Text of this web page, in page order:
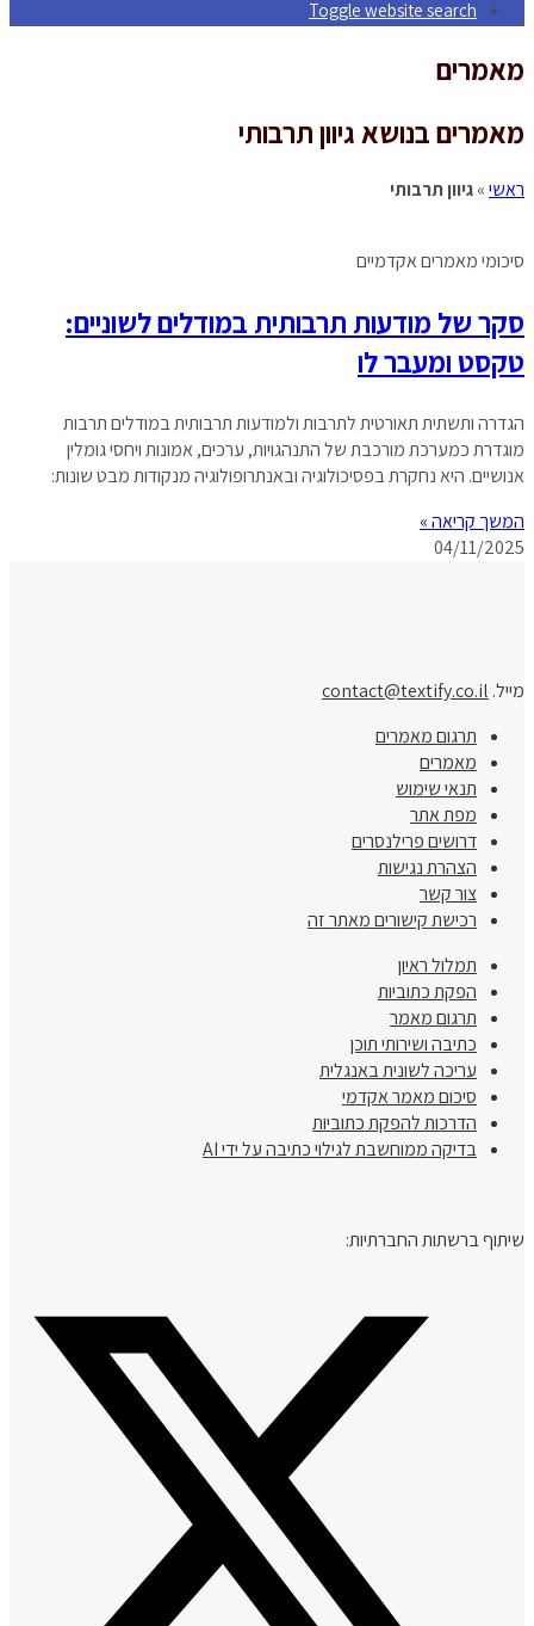
Toggle website search
מאמרים
מאמרים בנושא גיוון תרבותי
ראשי»גיוון תרבותי
סיכומי מאמרים אקדמיים
סקר של מודעות תרבותית במודלים לשוניים:
טקסט ומעבר לו
הגדרה ותשתית תאורטית לתרבות ולמודעות תרבותית במודלים תרבות
מוגדרת כמערכת מורכבת של התנהגויות, ערכים, אמונות ויחסי גומלין
אנושיים. היא נחקרת בפסיכולוגיה ובאנתרופולוגיה מנקודות מבט שונות:
המשך קריאה »
04/11/2025
מייל. contact@textify.co.il
תרגום מאמרים
מאמרים
תנאי שימוש
מפת אתר
דרושים פרילנסרים
הצהרת נגישות
צור קשר
רכישת קישורים מאתר זה
תמלול ראיון
הפקת כתוביות
תרגום מאמר
כתיבה ושירותי תוכן
עריכה לשונית באנגלית
סיכום מאמר אקדמי
הדרכות להפקת כתוביות
בדיקה ממוחשבת לגילוי כתיבה על ידי AI
שיתוף ברשתות החברתיות: